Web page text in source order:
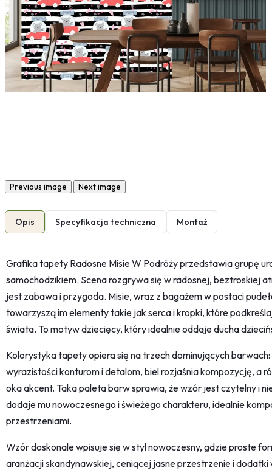
Previous image Next image
Opis Specyfikacja techniczna Montaż
Grafika tapety Radosne Misie W Podróży przedstawia grupę
samochodzikiem. Scena rozgrywa się w radosnej, beztroskiej
jest zabawa i przygoda. Misie, wraz z bagażem w postaci
towarzyszą im elementy takie jak serca i kropki, które
świata. To motyw dziecięcy, który idealnie oddaje ducha
Kolorystyka tapety opiera się na trzech dominujących
wyrazistości konturom i detalom, biel rozjaśnia kompozycję, a
oka akcent. Taka paleta barw sprawia, że wzór jest czytelny i
dodaje mu nowoczesnego i świeżego charakteru, idealnie
przestrzeniami.
Wzór doskonale wpisuje się w styl nowoczesny, gdzie proste
aranżacji skandynawskiej, ceniącej jasne przestrzenie i